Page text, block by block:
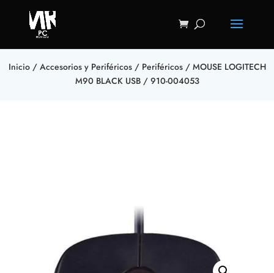
Inicio/ Accesorios y Periféricos/ Periféricos/ MOUSE LOGITECH
M90 BLACK USB / 910-004053